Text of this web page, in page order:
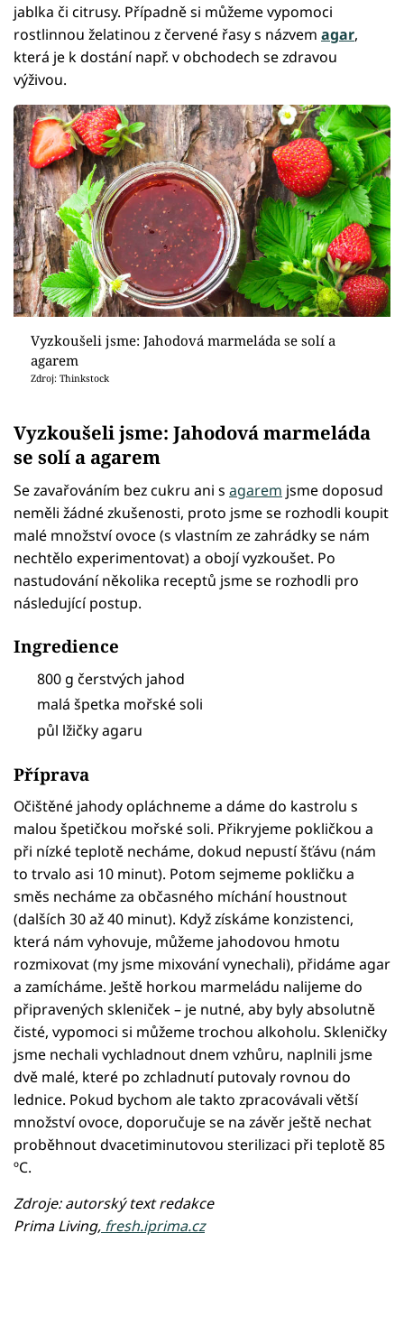
jablka či citrusy. Případně si můžeme vypomoci
rostlinnou želatinou z červené řasy s názvem agar,
která je k dostání např. v obchodech se zdravou
výživou.
Vyzkoušeli jsme: Jahodová marmeláda se solí a
agarem
Zdroj: Thinkstock
Vyzkoušeli jsme: Jahodová marmeláda
se solí a agarem
Se zavařováním bez cukru ani s agarem jsme doposud
neměli žádné zkušenosti, proto jsme se rozhodli koupit
malé množství ovoce (s vlastním ze zahrádky se nám
nechtělo experimentovat) a obojí vyzkoušet. Po
nastudování několika receptů jsme se rozhodli pro
následující postup.
Ingredience
800 g čerstvých jahod
malá špetka mořské soli
půl lžičky agaru
Příprava
Očištěné jahody opláchneme a dáme do kastrolu s
malou špetičkou mořské soli. Přikryjeme pokličkou a
při nízké teplotě necháme, dokud nepustí šťávu (nám
to trvalo asi 10 minut). Potom sejmeme pokličku a
směs necháme za občasného míchání houstnout
(dalších 30 až 40 minut). Když získáme konzistenci,
která nám vyhovuje, můžeme jahodovou hmotu
rozmixovat (my jsme mixování vynechali), přidáme agar
a zamícháme. Ještě horkou marmeládu nalijeme do
připravených skleniček – je nutné, aby byly absolutně
čisté, vypomoci si můžeme trochou alkoholu. Skleničky
jsme nechali vychladnout dnem vzhůru, naplnili jsme
dvě malé, které po zchladnutí putovaly rovnou do
lednice. Pokud bychom ale takto zpracovávali větší
množství ovoce, doporučuje se na závěr ještě nechat
proběhnout dvacetiminutovou sterilizaci při teplotě 85
ºC.
Zdroje: autorský text redakce
Prima Living, fresh.iprima.cz